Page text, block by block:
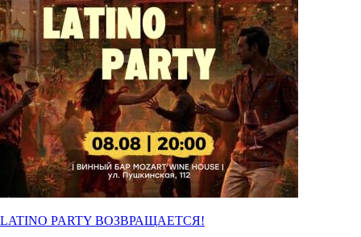
LATINO PARTY ВОЗВРАЩАЕТСЯ!